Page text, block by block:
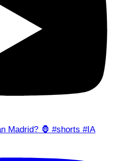
Madrid? 🦍 #shorts #IA